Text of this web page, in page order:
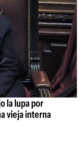
la lupa por
vieja interna